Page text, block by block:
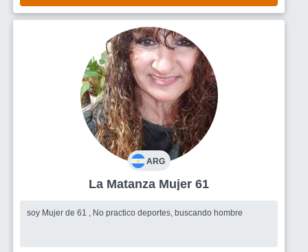
ARG
La Matanza Mujer 61
soy Mujer de 61 , No practico deportes, buscando hombre